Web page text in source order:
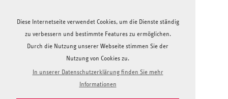
Diese Internetseite verwendet Cookies, um die Dienste ständig
zu verbessern und bestimmte Features zu ermöglichen.
Durch die Nutzung unserer Webseite stimmen Sie der
Nutzung von Cookies zu.
In unserer Datenschutzerklärung finden Sie mehr
Informationen